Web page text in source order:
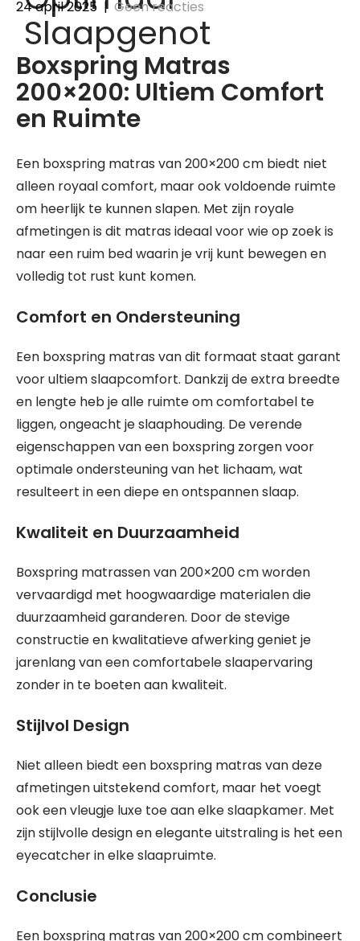
Slaapgenot
24 april 2025 | Geen reacties
Boxspring Matras
200×200: Ultiem Comfort
en Ruimte
Een boxspring matras van 200×200 cm biedt niet
alleen royaal comfort, maar ook voldoende ruimte
om heerlijk te kunnen slapen. Met zijn royale
afmetingen is dit matras ideaal voor wie op zoek is
naar een ruim bed waarin je vrij kunt bewegen en
volledig tot rust kunt komen.
Comfort en Ondersteuning
Een boxspring matras van dit formaat staat garant
voor ultiem slaapcomfort. Dankzij de extra breedte
en lengte heb je alle ruimte om comfortabel te
liggen, ongeacht je slaaphouding. De verende
eigenschappen van een boxspring zorgen voor
optimale ondersteuning van het lichaam, wat
resulteert in een diepe en ontspannen slaap.
Kwaliteit en Duurzaamheid
Boxspring matrassen van 200×200 cm worden
vervaardigd met hoogwaardige materialen die
duurzaamheid garanderen. Door de stevige
constructie en kwalitatieve afwerking geniet je
jarenlang van een comfortabele slaapervaring
zonder in te boeten aan kwaliteit.
Stijlvol Design
Niet alleen biedt een boxspring matras van deze
afmetingen uitstekend comfort, maar het voegt
ook een vleugje luxe toe aan elke slaapkamer. Met
zijn stijlvolle design en elegante uitstraling is het een
eyecatcher in elke slaapruimte.
Conclusie
Een boxspring matras van 200×200 cm combineert